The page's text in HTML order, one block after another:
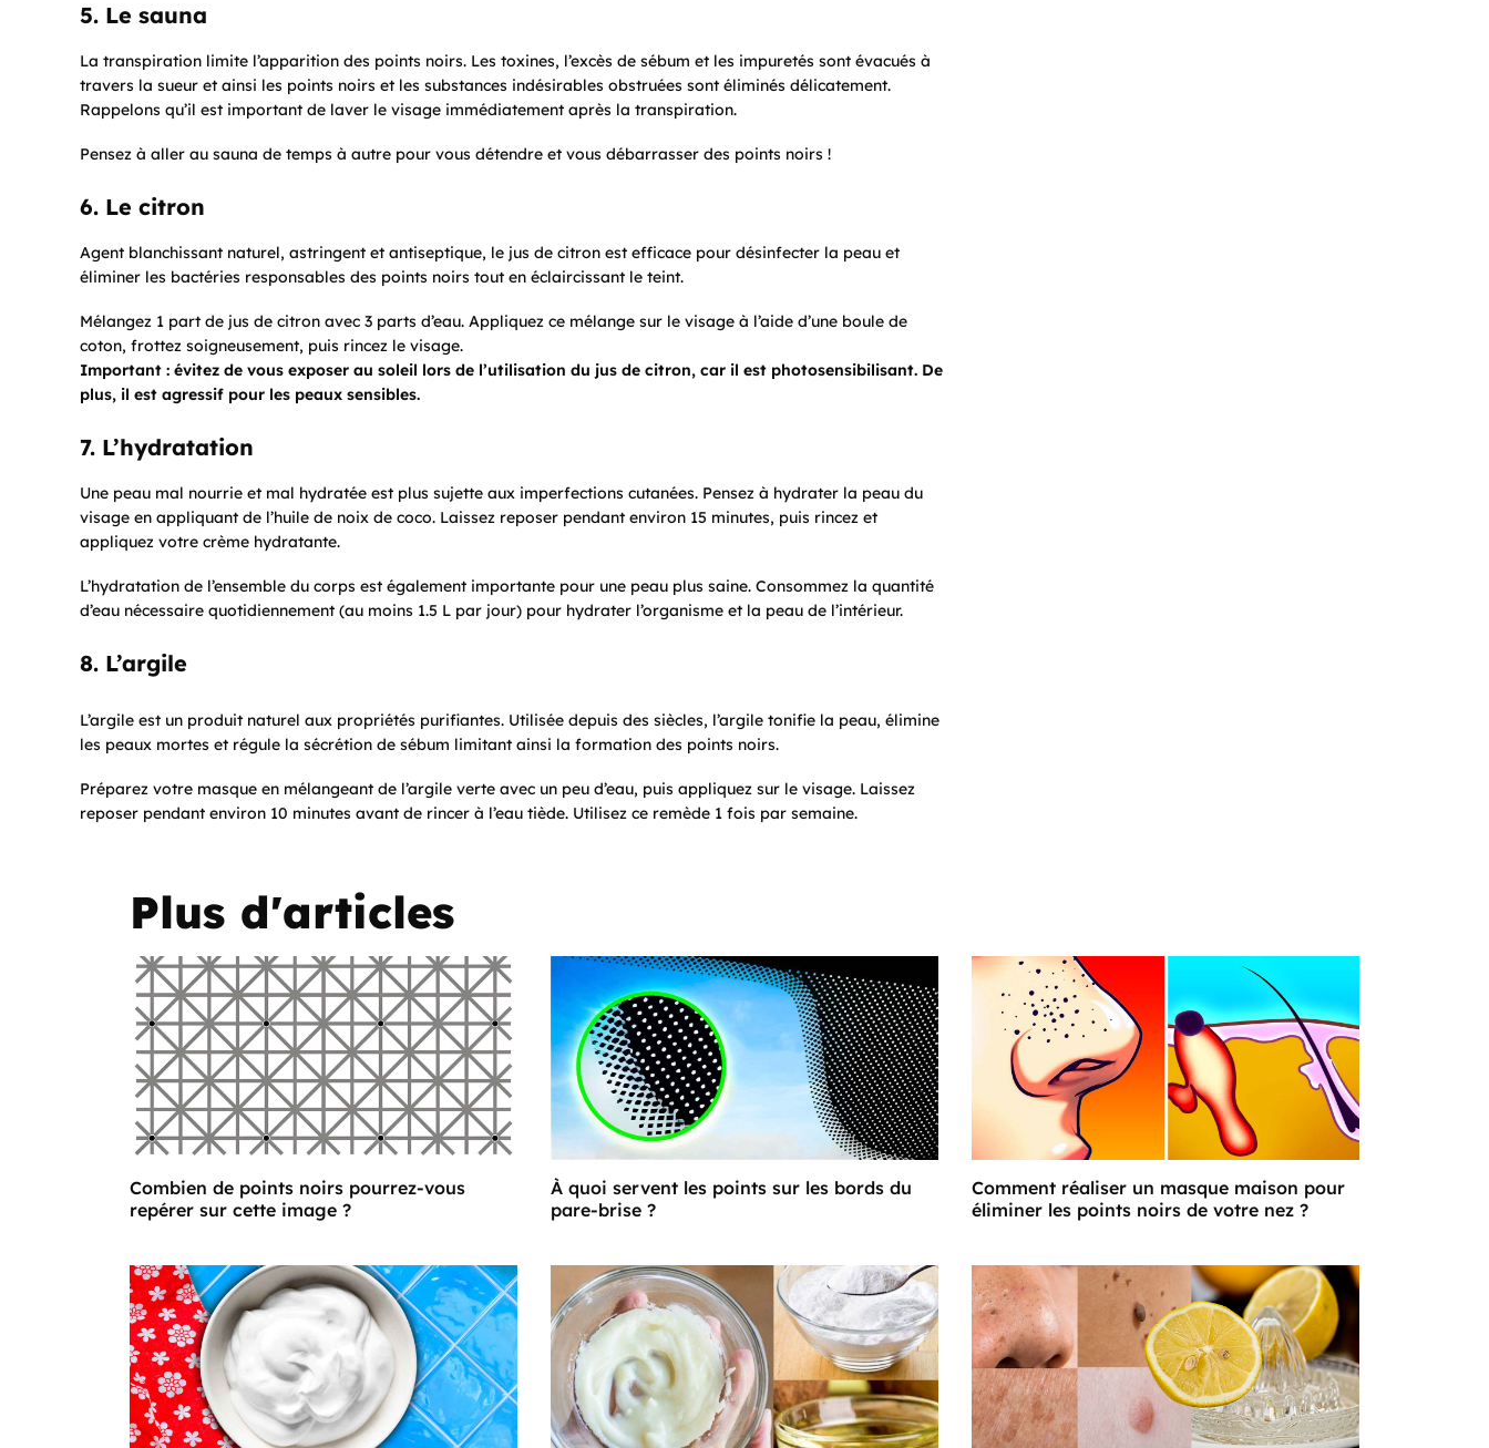
5. Le sauna
La transpiration limite l’apparition des points noirs. Les toxines, l’excès de sébum et les impuretés sont évacués à
travers la sueur et ainsi les points noirs et les substances indésirables obstruées sont éliminés délicatement.
Rappelons qu’il est important de laver le visage immédiatement après la transpiration.
Pensez à aller au sauna de temps à autre pour vous détendre et vous débarrasser des points noirs !
6. Le citron
Agent blanchissant naturel, astringent et antiseptique, le jus de citron est efficace pour désinfecter la peau et
éliminer les bactéries responsables des points noirs tout en éclaircissant le teint.
Mélangez 1 part de jus de citron avec 3 parts d’eau. Appliquez ce mélange sur le visage à l’aide d’une boule de
coton, frottez soigneusement, puis rincez le visage.
Important : évitez de vous exposer au soleil lors de l’utilisation du jus de citron, car il est photosensibilisant. De
plus, il est agressif pour les peaux sensibles.
7. L’hydratation
Une peau mal nourrie et mal hydratée est plus sujette aux imperfections cutanées. Pensez à hydrater la peau du
visage en appliquant de l’huile de noix de coco. Laissez reposer pendant environ 15 minutes, puis rincez et
appliquez votre crème hydratante.
L’hydratation de l’ensemble du corps est également importante pour une peau plus saine. Consommez la quantité
d’eau nécessaire quotidiennement (au moins 1.5 L par jour) pour hydrater l’organisme et la peau de l’intérieur.
8. L’argile
L’argile est un produit naturel aux propriétés purifiantes. Utilisée depuis des siècles, l’argile tonifie la peau, élimine
les peaux mortes et régule la sécrétion de sébum limitant ainsi la formation des points noirs.
Préparez votre masque en mélangeant de l’argile verte avec un peu d’eau, puis appliquez sur le visage. Laissez
reposer pendant environ 10 minutes avant de rincer à l’eau tiède. Utilisez ce remède 1 fois par semaine.
Plus d'articles
Combien de points noirs pourrez-vous
repérer sur cette image ?
À quoi servent les points sur les bords du
pare-brise ?
Comment réaliser un masque maison pour
éliminer les points noirs de votre nez ?